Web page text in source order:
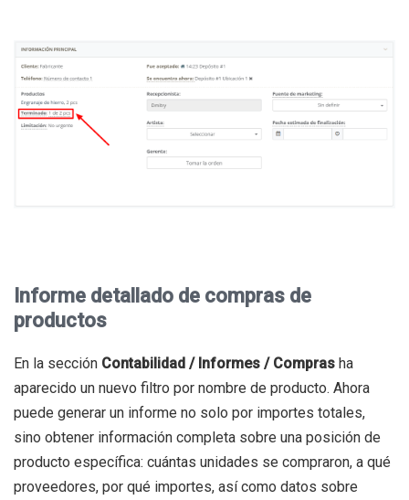
Informe detallado de compras de
productos
En la sección Contabilidad / Informes / Compras ha
aparecido un nuevo filtro por nombre de producto. Ahora
puede generar un informe no solo por importes totales,
sino obtener información completa sobre una posición de
producto específica: cuántas unidades se compraron, a qué
proveedores, por qué importes, así como datos sobre